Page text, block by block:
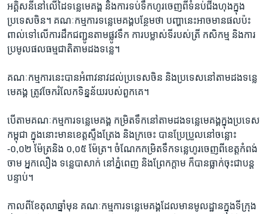
អគ្គិសនី​នៅ​លើ​ដៃ​ទន្លេ​មេគង្គ និង​ការ​ទប់​ទឹក​ហូរ​ចេញ​ពី​ទំនប់ជីងហុង​ក្នុង​
ប្រទេស​ចិន។ គណៈ​កម្មការ​ទន្លេ​មេគង្គ​បន្ថែម​ថា​ បញ្ហា​នេះ​អាច​មាន​ផល​ប៉ះ
ពាល់​ទៅ​លើ​ការ​ដឹក​ជញ្ជូន​តាម​ផ្លូវ​ទឹក ការ​បម្លាស់​ទី​របស់​ត្រី កសិកម្ម និង​ការ​
ប្រមូល​ផល​ធម្មជាតិតាម​ដង​ទន្លេ។
គណៈ​កម្មការនេះ​បាន​អំពាវនាវ​ដល់​ប្រទេស​ចិន និង​ប្រទេស​នៅ​តាមដង​ទន្លេ​
មេគង្គ ត្រូវ​ចែក​រំលែក​ទិន្នន័យ​របស់​ពួកគេ។
បើ​តាម​គណៈ​កម្មការ​ទន្លេ​មេគង្គ កម្រិត​ទឹក​នៅ​តាម​ដង​ទន្លេ​មេគង្គក្នុង​ប្រទេស​
កម្ពុជា ក្នុង​នោះ​មាន​ខេត្ត​ស្ទឹងត្រែង​ និង​ក្រចេះ បាន​ប្រែប្រួលនៅ​ចន្លោះ
-០,០២ ម៉ែត្រ​និង ​០,០៥​ ម៉ែត្រ។ ចំណែក​កម្រិត​ទឹក​ទន្លេ​ហូរ​ចេញ​ពី​ខេត្ត​កំពង់​
ចាម អ្នក​លឿង ទន្លេ​បាសាក់ នៅ​ភ្នំពេញ និង​ព្រែក​ក្តាម ក៏​បាន​ធ្លាក់​ចុះជា​បន្ត​
បន្ទាប់។
កាល​ពី​ខែ​តុលា​ឆ្នាំ​មុន គណៈកម្មការ​ទន្លេ​មេគង្គដែល​មាន​មូលដ្ឋាន​ក្នុង​ទីក្រុង​